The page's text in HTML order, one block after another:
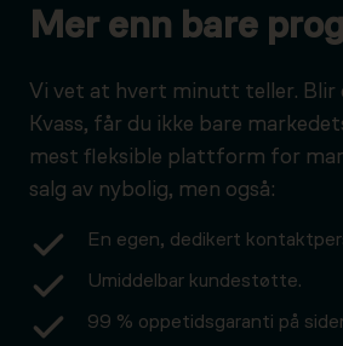
Mer enn bare
Vi vet at hvert minutt teller. Blir
Kvass, får du ikke bare
mest fleksible plattform for
salg av nybolig, men også:
En egen, dedikert
Umiddelbar kundestøtte.
99 % oppetidsgaranti på